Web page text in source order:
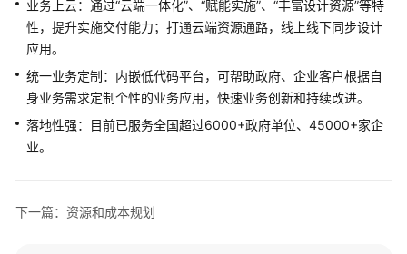
方
案
实
践
盟
税
智
业务上云：通过“云端一体化”、“赋能实施”、“丰富设计资源”等特
性，提升实施交付能力；打通云端资源通路，线上线下同步设计
应用。
统一业务定制：内嵌低代码平台，可帮助政府、企业客户根据自
身业务需求定制个性的业务应用，快速业务创新和持续改进。
落地性强：目前已服务全国超过6000+政府单位、45000+家企
业。
下一篇：资源和成本规划